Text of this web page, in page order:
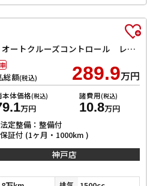
Z 全周囲カメラ ナビ TV オートクルーズコントロール レーンアシスト 衝突被害軽減システム 両側電動スライドドア オートマチックハイビーム オートライト LEDヘッドランプ スマートキー
総額(税込) 289.9万円
本体価格(税込)
万円
諸費用(税込)
10.8万円
法定整備：整備付
保証付 (1ヶ月・1000km )
神戸店